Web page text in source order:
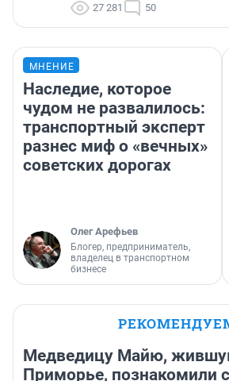
27 281 50
МНЕНИЕ
Наследие, которое
чудом не развалилось:
транспортный эксперт
разнес миф о «вечных»
советских дорогах
Олег Арефьев
Блогер, предприниматель,
владелец в транспортном
бизнесе
Медведицу Майю,
Приморье, познакомили с